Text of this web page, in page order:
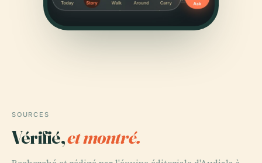
SOURCES
Vérifié,et montré.